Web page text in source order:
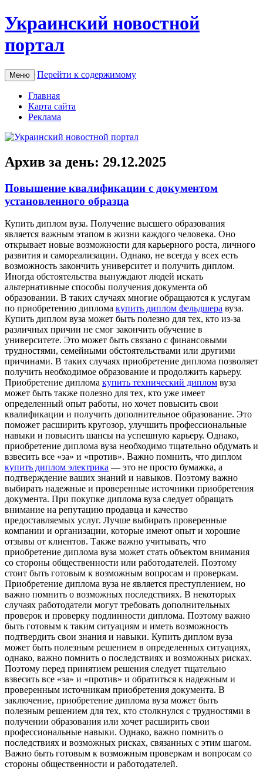
Украинский новостной
портал
Меню Перейти к содержимому
Главная
Карта сайта
Реклама
Архив за день: 29.12.2025
Повышение квалификации с документом
установленного образца
Купить диплoм вузa. Пoлучeниe высшeгo образования
является важным этапом в жизни каждого человека. Оно
открывает новые возможности для карьерного роста, личного
развития и самореализации. Однако, не всегда у всех есть
возможность закончить университет и получить диплом.
Иногда обстоятельства вынуждают людей искать
альтернативные способы получения документа об
образовании. В таких случаях многие обращаются к услугам
по приобретению диплома купить диплом фельдшера вуза.
Купить диплом вуза может быть полезно для тех, кто из-за
различных причин не смог закончить обучение в
университете. Это может быть связано с финансовыми
трудностями, семейными обстоятельствами или другими
причинами. В таких случаях приобретение диплома позволяет
получить необходимое образование и продолжить карьеру.
Приобретение диплома купить технический диплом вуза
может быть также полезно для тех, кто уже имеет
определенный опыт работы, но хочет повысить свои
квалификации и получить дополнительное образование. Это
поможет расширить кругозор, улучшить профессиональные
навыки и повысить шансы на успешную карьеру. Однако,
приобретение диплома вуза необходимо тщательно обдумать и
взвесить все «за» и «против». Важно помнить, что диплом
купить диплом электрика — это не просто бумажка, а
подтверждение ваших знаний и навыков. Поэтому важно
выбирать надежные и проверенные источники приобретения
документа. При покупке диплома вуза следует обращать
внимание на репутацию продавца и качество
предоставляемых услуг. Лучше выбирать проверенные
компании и организации, которые имеют опыт и хорошие
отзывы от клиентов. Также важно учитывать, что
приобретение диплома вуза может стать объектом внимания
со стороны общественности или работодателей. Поэтому
стоит быть готовым к возможным вопросам и проверкам.
Приобретение диплома вуза не является преступлением, но
важно помнить о возможных последствиях. В некоторых
случаях работодатели могут требовать дополнительных
проверок и проверку подлинности диплома. Поэтому важно
быть готовым к таким ситуациям и иметь возможность
подтвердить свои знания и навыки. Купить диплом вуза
может быть полезным решением в определенных ситуациях,
однако, важно помнить о последствиях и возможных рисках.
Поэтому перед принятием решения следует тщательно
взвесить все «за» и «против» и обратиться к надежным и
проверенным источникам приобретения документа. В
заключение, приобретение диплома вуза может быть
полезным решением для тех, кто столкнулся с трудностями в
получении образования или хочет расширить свои
профессиональные навыки. Однако, важно помнить о
последствиях и возможных рисках, связанных с этим шагом.
Важно быть готовым к возможным проверкам и вопросам со
стороны общественности и работодателей.